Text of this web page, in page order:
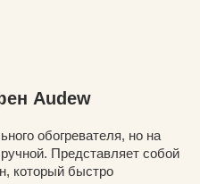
Audew
обогревателя, но на
Представляет собой
который быстро